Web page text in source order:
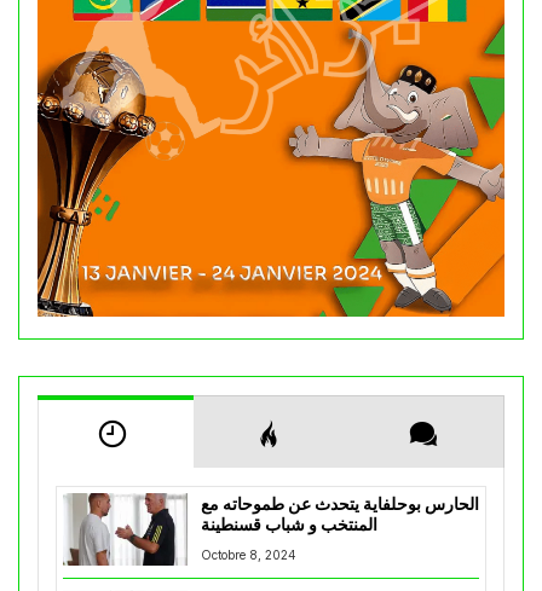
الحارس بوحلفاية يتحدث عن طموحاته مع
المنتخب و شباب قسنطينة
Octobre 8, 2024